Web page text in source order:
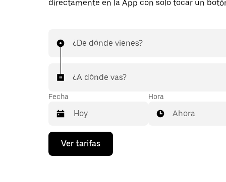
directamente en la App con solo tocar un
¿De dónde vienes?
¿A dónde vas?
Fecha
Presiona
flecha
Hora
Ahora
Ver tarifas